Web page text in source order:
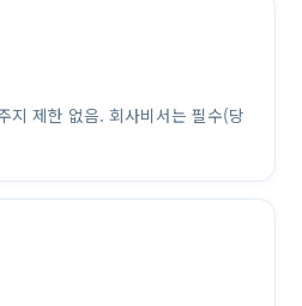
지 제한 없음. 회사비서는 필수(당